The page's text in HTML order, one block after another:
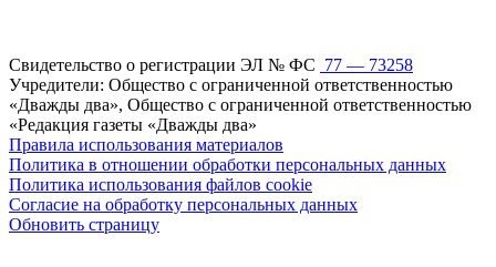
Свидетельство о регистрации ЭЛ № ФС 77 — 73258
Учредители: Общество с ограниченной ответственностью
«Дважды два», Общество с ограниченной ответственностью
«Редакция газеты «Дважды два»
Правила использования материалов
Политика в отношении обработки персональных данных
Политика использования файлов cookie
Согласие на обработку персональных данных
Обновить страницу